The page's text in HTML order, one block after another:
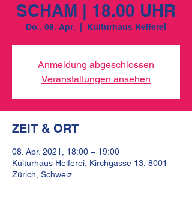
SCHAM | 18.00 UHR
Do., 08. Apr. Kulturhaus Helferei
Anmeldung abgeschlossen
Veranstaltungen ansehen
ZEIT & ORT
08. Apr. 2021, 18:00 – 19:00
Kulturhaus Helferei, Kirchgasse 13, 8001
Zürich, Schweiz